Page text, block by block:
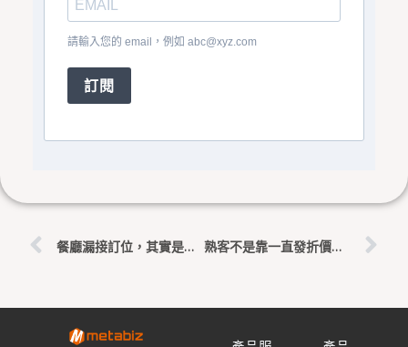
請輸入您的 email，例如 abc@xyz.com
訂閱
餐廳漏接訂位，其實是在流失熟客：如何把候位、客服與 CRM 串起來？ 熟客不是靠一直發折價券：餐飲品牌如何用回訪週期與消費偏好做分眾會員經營